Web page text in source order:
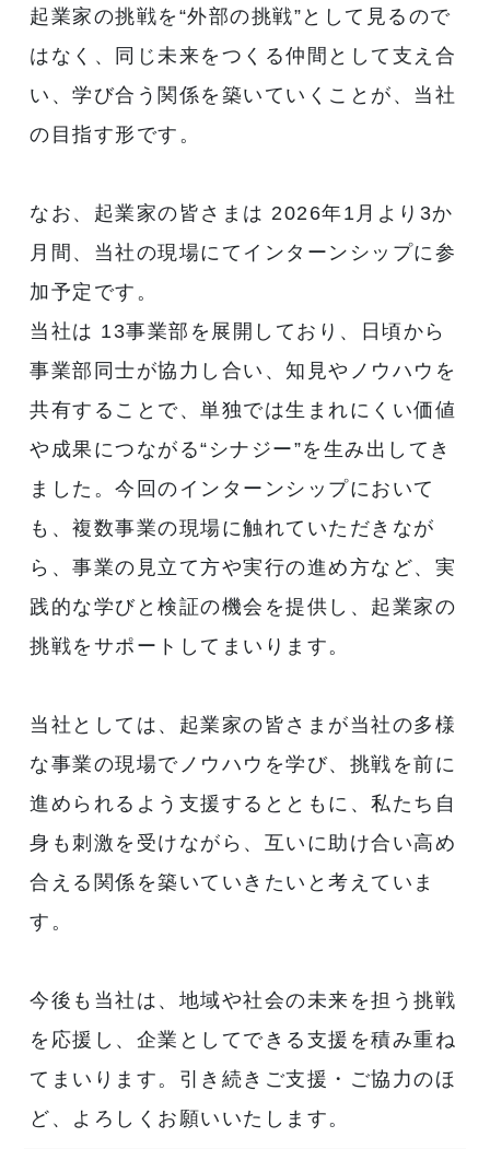
起業家の挑戦を“外部の挑戦”として見るので
はなく、同じ未来をつくる仲間として支え合
い、学び合う関係を築いていくことが、当社
の目指す形です。
なお、起業家の皆さまは 2026年1月より3か
月間、当社の現場にてインターンシップに参
加予定です。
当社は 13事業部を展開しており、日頃から
事業部同士が協力し合い、知見やノウハウを
共有することで、単独では生まれにくい価値
や成果につながる“シナジー”を生み出してき
ました。今回のインターンシップにおいて
も、複数事業の現場に触れていただきなが
ら、事業の見立て方や実行の進め方など、実
践的な学びと検証の機会を提供し、起業家の
挑戦をサポートしてまいります。
当社としては、起業家の皆さまが当社の多様
な事業の現場でノウハウを学び、挑戦を前に
進められるよう支援するとともに、私たち自
身も刺激を受けながら、互いに助け合い高め
合える関係を築いていきたいと考えていま
す。
今後も当社は、地域や社会の未来を担う挑戦
を応援し、企業としてできる支援を積み重ね
てまいります。引き続きご支援・ご協力のほ
ど、よろしくお願いいたします。